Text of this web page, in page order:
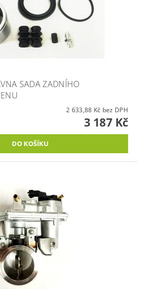
SADA ZADNÍHO
2 633,88 Kč bez DPH
3 187 Kč